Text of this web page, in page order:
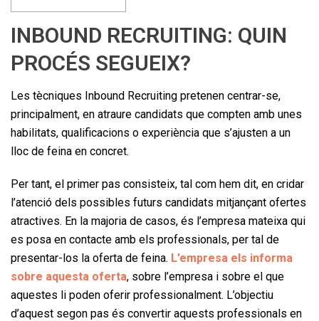
INBOUND RECRUITING: QUIN
PROCÉS SEGUEIX?
Les tècniques Inbound Recruiting pretenen centrar-se,
principalment, en atraure candidats que compten amb unes
habilitats, qualificacions o experiència que s’ajusten a un
lloc de feina en concret.
Per tant, el primer pas consisteix, tal com hem dit, en cridar
l’atenció dels possibles futurs candidats mitjançant ofertes
atractives. En la majoria de casos, és l’empresa mateixa qui
es posa en contacte amb els professionals, per tal de
presentar-los la oferta de feina. L’empresa els informa
sobre aquesta oferta, sobre l’empresa i sobre el que
aquestes li poden oferir professionalment. L’objectiu
d’aquest segon pas és convertir aquests professionals en